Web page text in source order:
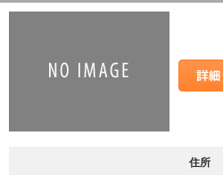
住所